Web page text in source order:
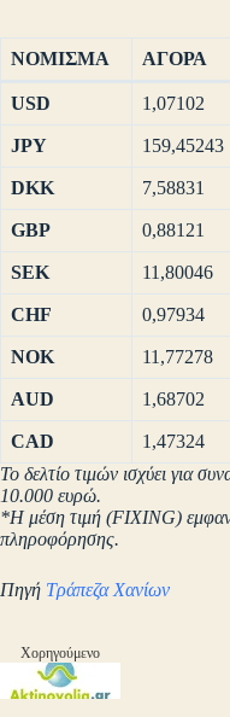
ΝΟΜΙΣΜΑ ΑΓΟΡΑ
USD 1,07102
JPY 159,45243
DKK 7,58831
GBP 0,88121
SEK 11,80046
CHF 0,97934
NOK 11,77278
AUD 1,68702
CAD 1,47324
Το δελτίο τιμών ισχύει για
10.000 ευρώ.
*Η μέση τιμή (FIXING)
πληροφόρησης.
Πηγή Τράπεζα Χανίων
Χορηγούμενο